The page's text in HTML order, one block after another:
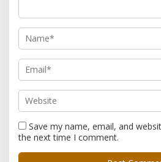
Save my name, email, and
the next time I comment.